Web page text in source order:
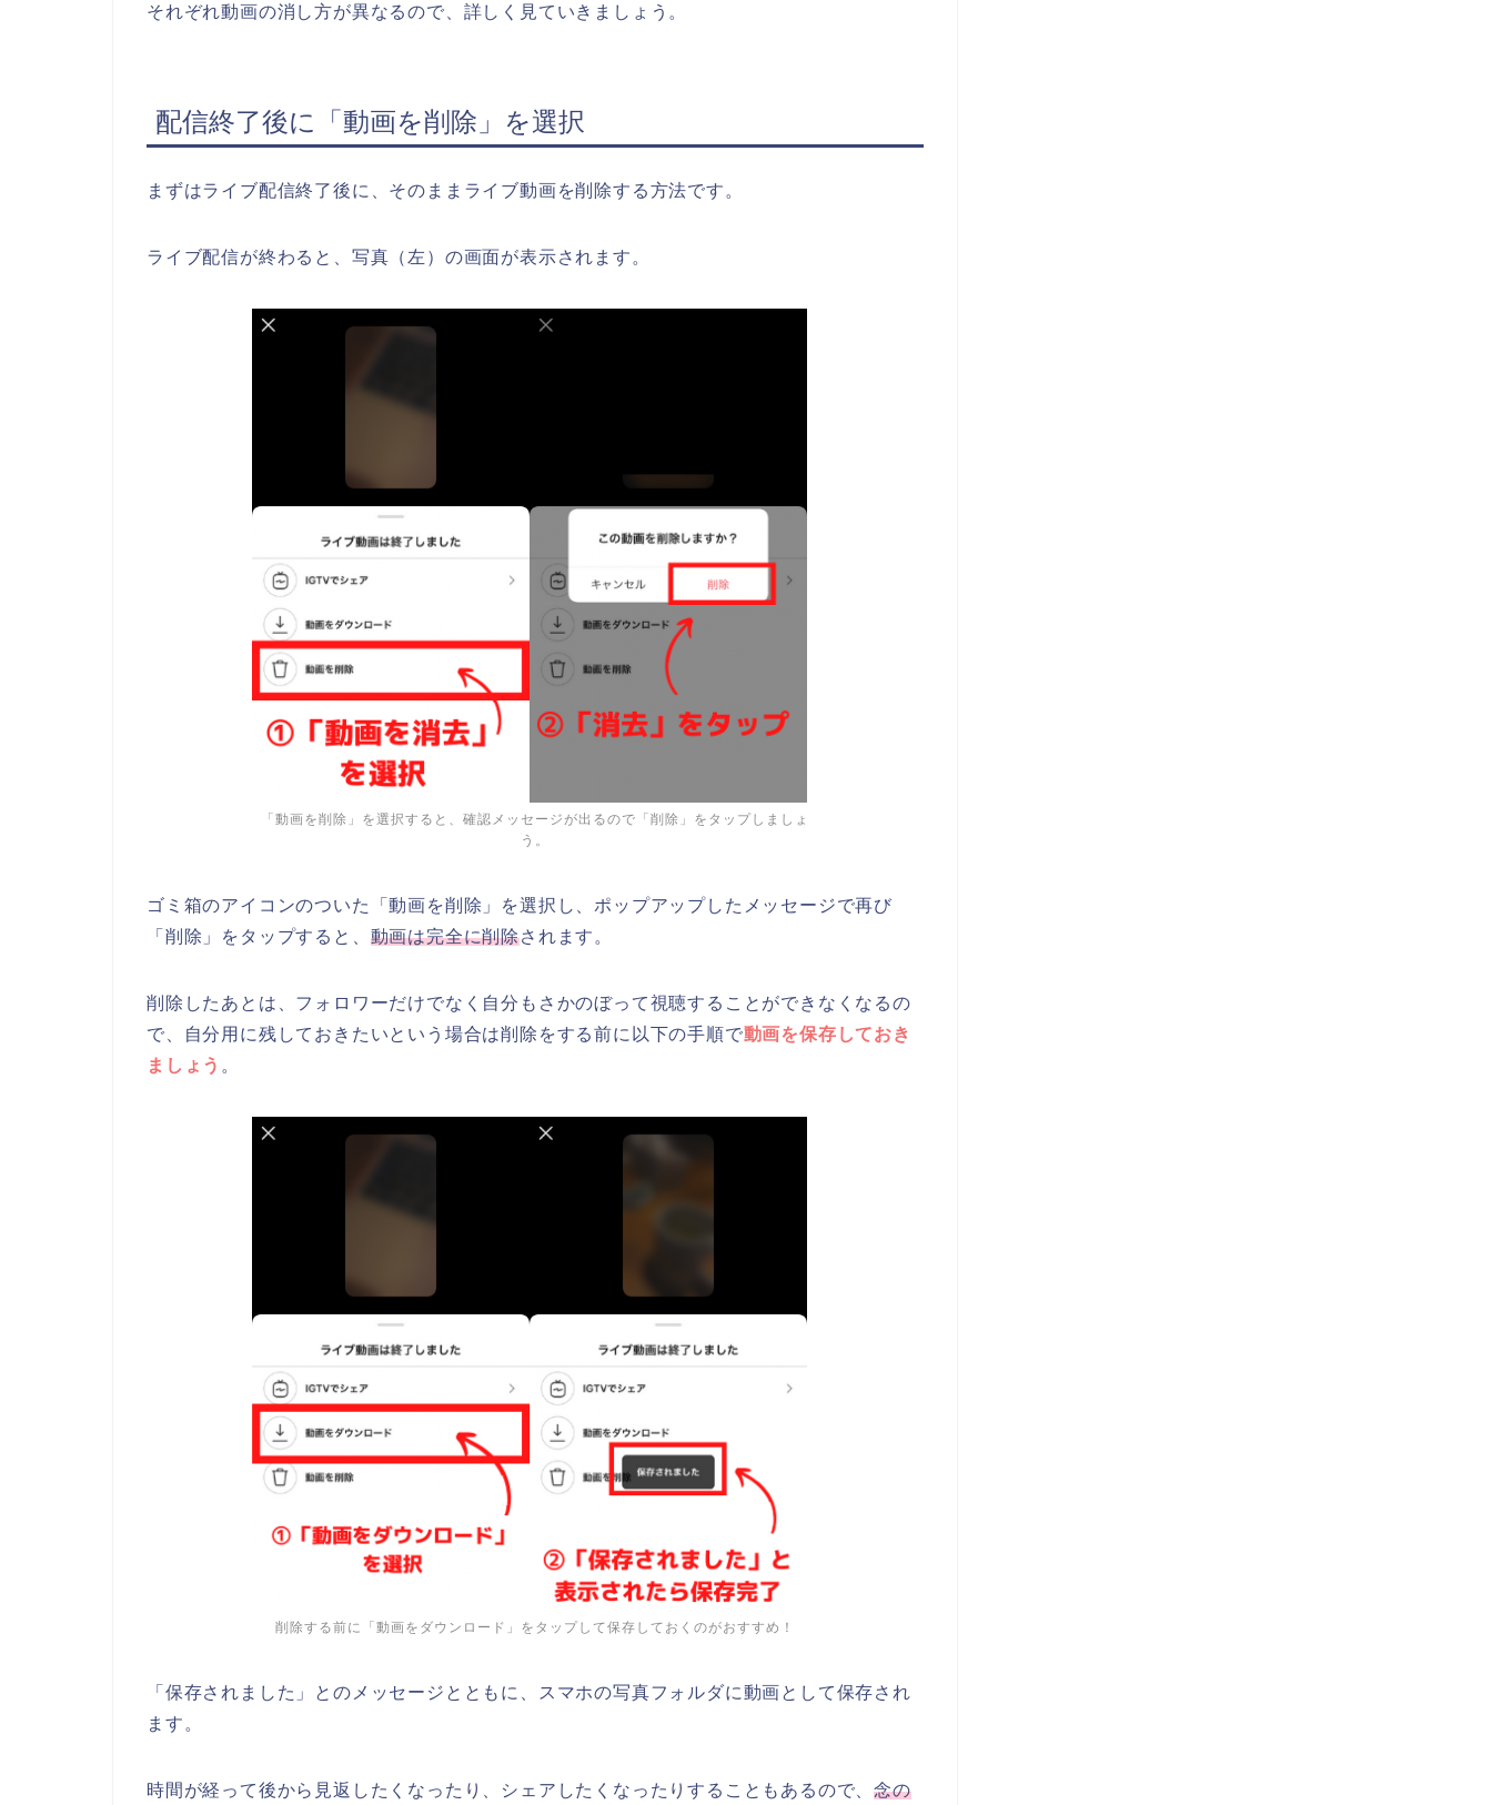
それぞれ動画の消し方が異なるので、詳しく見ていきましょう。
配信終了後に「動画を削除」を選択
まずはライブ配信終了後に、そのままライブ動画を削除する方法です。
ライブ配信が終わると、写真（左）の画面が表示されます。
「動画を削除」を選択すると、確認メッセージが出るので「削除」をタップしましょ
う。
ゴミ箱のアイコンのついた「動画を削除」を選択し、ポップアップしたメッセージで再び
「削除」をタップすると、 動画は完全に削除されます。
削除したあとは、フォロワーだけでなく自分もさかのぼって視聴することができなくなるの
で、自分用に残しておきたいという場合は削除をする前に以下の手順で動画を保存しておき
ましょう 。
削除する前に「動画をダウンロード」をタップして保存しておくのがおすすめ！
「保存されました」とのメッセージとともに、スマホの写真フォルダに動画として保存され
ます。
時間が経って後から見返したくなったり、シェアしたくなったりすることもあるので、念の